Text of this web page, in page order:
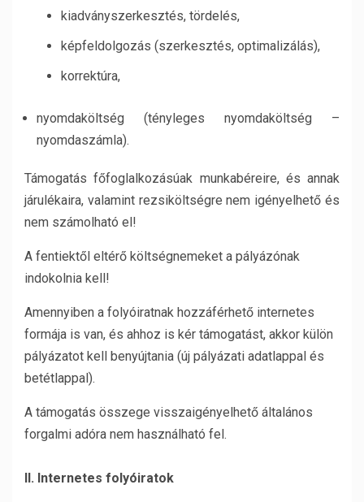
kiadványszerkesztés, tördelés,
képfeldolgozás (szerkesztés, optimalizálás),
korrektúra,
nyomdaköltség (tényleges nyomdaköltség –
nyomdaszámla).
Támogatás főfoglalkozásúak munkabéreire, és annak
járulékaira, valamint rezsiköltségre nem igényelhető és
nem számolható el!
A fentiektől eltérő költségnemeket a pályázónak
indokolnia kell!
Amennyiben a folyóiratnak hozzáférhető internetes
formája is van, és ahhoz is kér támogatást, akkor külön
pályázatot kell benyújtania (új pályázati adatlappal és
betétlappal).
A támogatás összege visszaigényelhető általános
forgalmi adóra nem használható fel.
II. Internetes folyóiratok